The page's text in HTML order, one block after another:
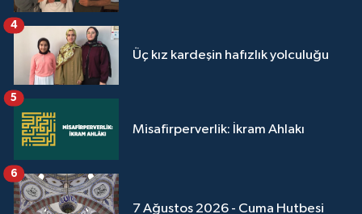
Üç kız kardeşin hafızlık yolculuğu
4
Misafirperverlik: İkram Ahlakı
5
7 Ağustos 2026 - Cuma Hutbesi
6